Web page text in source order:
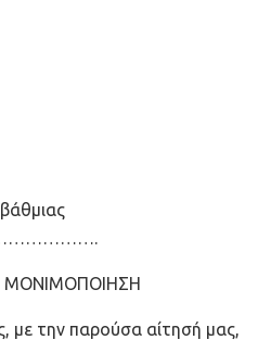
ΜΟΝΙΜΟΠΟΙΗΣΗ
με την παρούσα αίτησή μας,